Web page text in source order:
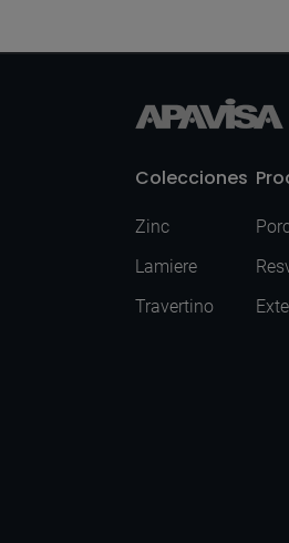
Colecciones
Zinc
Lamiere
Travertino